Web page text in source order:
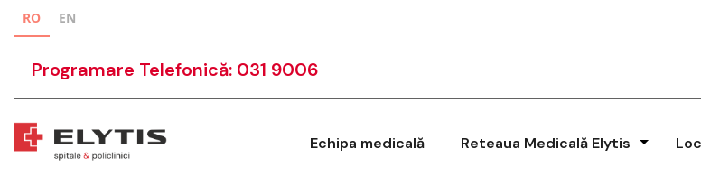
RO EN
Programare Telefonică: 031 9006
Echipa medicală Reteaua Medicală Elytis